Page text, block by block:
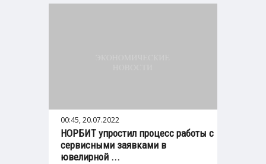
00:45, 20.07.2022
НОРБИТ упростил процесс работы с
сервисными заявками в
ювелирной ...